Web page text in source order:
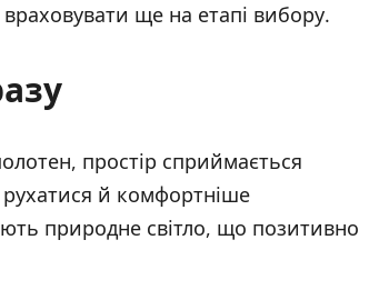
ще на етапі вибору.
простір сприймається
рухатися й комфортніше
природне світло, що позитивно